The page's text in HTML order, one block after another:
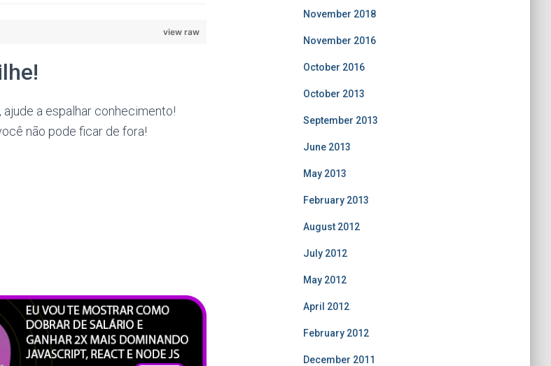
view raw
a espalhar conhecimento!
não pode ficar de fora!
November 2018
November 2016
October 2016
October 2013
September 2013
June 2013
May 2013
February 2013
August 2012
July 2012
May 2012
April 2012
February 2012
December 2011